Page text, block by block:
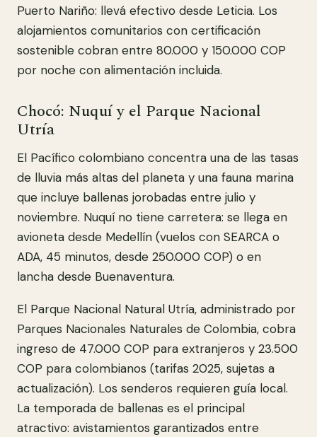
Puerto Nariño: llevá efectivo desde Leticia. Los
alojamientos comunitarios con certificación
sostenible cobran entre 80.000 y 150.000 COP
por noche con alimentación incluida.
Chocó: Nuquí y el Parque Nacional
Utría
El Pacífico colombiano concentra una de las tasas
de lluvia más altas del planeta y una fauna marina
que incluye ballenas jorobadas entre julio y
noviembre. Nuquí no tiene carretera: se llega en
avioneta desde Medellín (vuelos con SEARCA o
ADA, 45 minutos, desde 250.000 COP) o en
lancha desde Buenaventura.
El Parque Nacional Natural Utría, administrado por
Parques Nacionales Naturales de Colombia, cobra
ingreso de 47.000 COP para extranjeros y 23.500
COP para colombianos (tarifas 2025, sujetas a
actualización). Los senderos requieren guía local.
La temporada de ballenas es el principal
atractivo: avistamientos garantizados entre